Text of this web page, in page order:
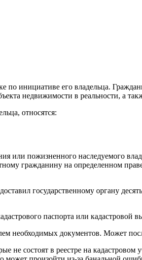
по инициативе его владельца.
недвижимости в реальности, а
относятся:
или пожизненного наследуемого
гражданину на определенном
государственному органу
паспорта или кадастровой
необходимых документов. Может
не состоят в реестре на кадастровом